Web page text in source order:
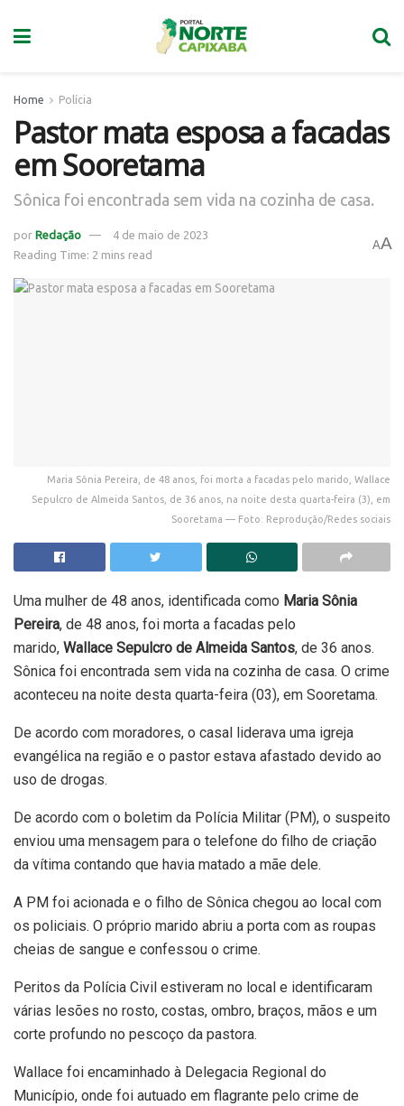
Home Polícia
Pastor mata esposa a facadas
em Sooretama
Sônica foi encontrada sem vida na cozinha de casa.
por Redação
4 de maio de 2023
Reading Time: 2 mins read
AA
Maria Sônia Pereira, de 48 anos, foi morta a facadas pelo marido, Wallace
Sepulcro de Almeida Santos, de 36 anos, na noite desta quarta-feira (3), em
Sooretama — Foto: Reprodução/Redes sociais
Uma mulher de 48 anos, identificada como Maria Sônia
Pereira, de 48 anos, foi morta a facadas pelo
marido, Wallace Sepulcro de Almeida Santos, de 36 anos.
Sônica foi encontrada sem vida na cozinha de casa. O crime
aconteceu na noite desta quarta-feira (03), em Sooretama.
De acordo com moradores, o casal liderava uma igreja
evangélica na região e o pastor estava afastado devido ao
uso de drogas.
De acordo com o boletim da Polícia Militar (PM), o suspeito
enviou uma mensagem para o telefone do filho de criação
da vítima contando que havia matado a mãe dele.
A PM foi acionada e o filho de Sônica chegou ao local com
os policiais. O próprio marido abriu a porta com as roupas
cheias de sangue e confessou o crime.
Peritos da Polícia Civil estiveram no local e identificaram
várias lesões no rosto, costas, ombro, braços, mãos e um
corte profundo no pescoço da pastora.
Wallace foi encaminhado à Delegacia Regional do
Município, onde foi autuado em flagrante pelo crime de